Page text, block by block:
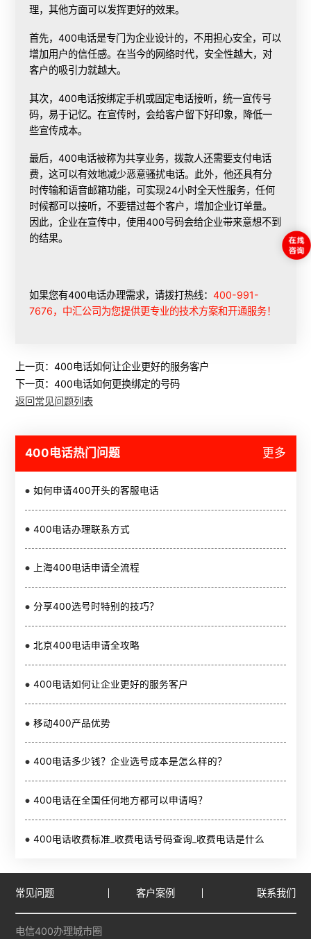
理，其他方面可以发挥更好的效果。
首先，400电话是专门为企业设计的，不用担心安全，可以
增加用户的信任感。在当今的网络时代，安全性越大，对
客户的吸引力就越大。
其次，400电话按绑定手机或固定电话接听，统一宣传号
码，易于记忆。在宣传时，会给客户留下好印象，降低一
些宣传成本。
最后，400电话被称为共享业务，拨款人还需要支付电话
费，这可以有效地减少恶意骚扰电话。此外，他还具有分
时传输和语音邮箱功能，可实现24小时全天性服务，任何
时候都可以接听，不要错过每个客户，增加企业订单量。
因此，企业在宣传中，使用400号码会给企业带来意想不到
的结果。
如果您有400电话办理需求，请拨打热线：400-991-
7676，中汇公司为您提供更专业的技术方案和开通服务！
上一页： 400电话如何让企业更好的服务客户
下一页： 400电话如何更换绑定的号码
返回常见问题列表
400电话热门问题 更多
如何申请400开头的客服电话
400电话办理联系方式
上海400电话申请全流程
分享400选号时特别的技巧？
北京400电话申请全攻略
400电话如何让企业更好的服务客户
移动400产品优势
400电话多少钱？企业选号成本是怎么样的？
400电话在全国任何地方都可以申请吗？
400电话收费标准_收费电话号码查询_收费电话是什么
常见问题 客户案例 联系我们
电信400办理城市圈